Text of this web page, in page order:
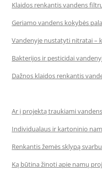
Klaidos renkantis vandens
Geriamo vandens kokybės
Vandenyje nustatyti nitratai –
Bakterijos ir pesticidai
Dažnos klaidos renkantis
Ar į projektą traukiami
Individualaus ir kartoninio
Renkantis žemės sklypą
Ką būtina žinoti apie namų